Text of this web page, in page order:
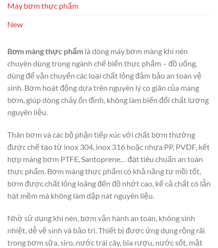
Máy bơm thực phẩm
New
Bơm màng thực phẩm là dòng máy bơm màng khí nén
chuyên dùng trong ngành chế biến thực phẩm – đồ uống,
dùng để vận chuyển các loại chất lỏng đảm bảo an toàn vệ
sinh. Bơm hoạt động dựa trên nguyên lý co giãn của màng
bơm, giúp dòng chảy ổn định, không làm biến đổi chất lượng
nguyên liệu.
Thân bơm và các bộ phận tiếp xúc với chất bơm thường
được chế tạo từ inox 304, inox 316 hoặc nhựa PP, PVDF, kết
hợp màng bơm PTFE, Santoprene… đạt tiêu chuẩn an toàn
thực phẩm. Bơm màng thực phẩm có khả năng tự mồi tốt,
bơm được chất lỏng loãng đến độ nhớt cao, kể cả chất có lẫn
hạt mềm mà không làm dập nát nguyên liệu.
Nhờ sử dụng khí nén, bơm vận hành an toàn, không sinh
nhiệt, dễ vệ sinh và bảo trì. Thiết bị được ứng dụng rộng rãi
trong bơm sữa, siro, nước trái cây, bia rượu, nước sốt, mật